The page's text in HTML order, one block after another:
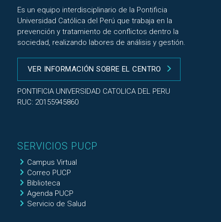
Es un equipo interdisciplinario de la Pontificia
Universidad Católica del Perú que trabaja en la
prevención y tratamiento de conflictos dentro la
sociedad, realizando labores de análisis y gestión.
VER INFORMACIÓN SOBRE EL CENTRO
PONTIFICIA UNIVERSIDAD CATOLICA DEL PERU
RUC: 20155945860
SERVICIOS PUCP
Campus Virtual
Correo PUCP
Biblioteca
Agenda PUCP
Servicio de Salud